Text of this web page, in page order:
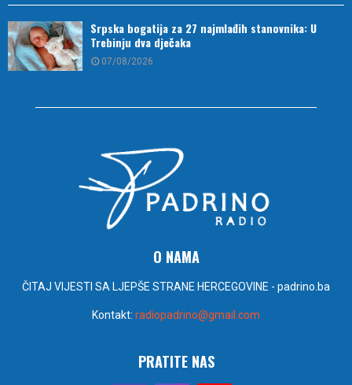
Srpska bogatija za 27 najmlađih stanovnika: U
Trebinju dva dječaka
07/08/2026
O NAMA
ČITAJ VIJESTI SA LJEPŠE STRANE HERCEGOVINE - padrino.ba
Kontakt: radiopadrino@gmail.com
PRATITE NAS